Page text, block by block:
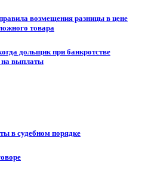
возмещения разницы в цене
товара
дольщик при банкротстве
на выплаты
в судебном порядке